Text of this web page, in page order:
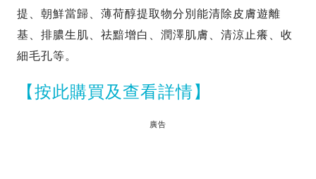
提、朝鮮當歸、薄荷醇提取物分別能清除皮膚遊離
基、排膿生肌、祛黯增白、潤澤肌膚、清涼止癢、收
細毛孔等。
【按此購買及查看詳情】
廣告